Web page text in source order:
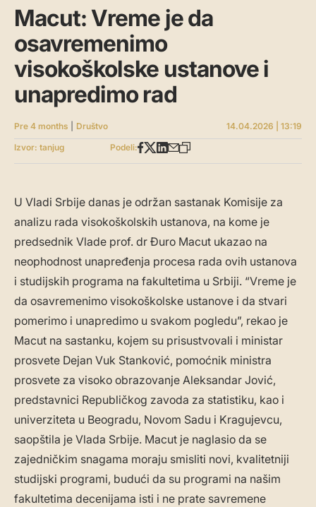
Macut: Vreme je da
osavremenimo
visokoškolske ustanove i
unapredimo rad
Pre 4 months Društvo
14.04.2026 | 13:19
Izvor: tanjug
Podeli:
U Vladi Srbije danas je održan sastanak Komisije za
analizu rada visokoškolskih ustanova, na kome je
predsednik Vlade prof. dr Đuro Macut ukazao na
neophodnost unapređenja procesa rada ovih ustanova
i studijskih programa na fakultetima u Srbiji. “Vreme je
da osavremenimo visokoškolske ustanove i da stvari
pomerimo i unapredimo u svakom pogledu”, rekao je
Macut na sastanku, kojem su prisustvovali i ministar
prosvete Dejan Vuk Stanković, pomoćnik ministra
prosvete za visoko obrazovanje Aleksandar Jović,
predstavnici Republičkog zavoda za statistiku, kao i
univerziteta u Beogradu, Novom Sadu i Kragujevcu,
saopštila je Vlada Srbije. Macut je naglasio da se
zajedničkim snagama moraju smisliti novi, kvalitetniji
studijski programi, budući da su programi na našim
fakultetima decenijama isti i ne prate savremene